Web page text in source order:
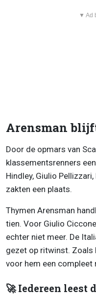
▼ Ad
Arensman
Door de opmars van
klassementsrenners
Hindley, Giulio
zakten een plaats.
Thymen Arensman
tien. Voor Giulio
echter niet meer. De
gezet op ritwinst.
voor hem een compleet
🚀 Iedereen leest